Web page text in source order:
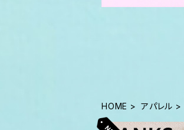
HOME アパレル